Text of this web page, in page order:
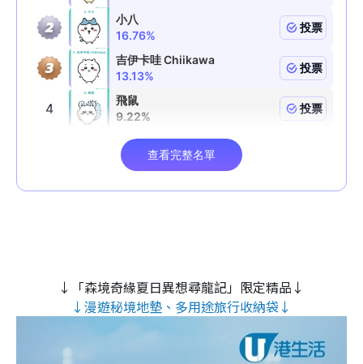
↓「森境奇緣夏日異想尋龍記」限定精品↓
↓漫遊秘境地墊、多用途旅行收納袋↓